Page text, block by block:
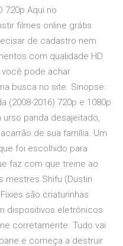
720p Aqui no
filmes online grátis
de cadastro nem
com qualidade HD
você pode achar
busca no site. Sinopse:
(2008-2016) 720p e 1080p
urso panda desajeitado,
de sua família. Um
foi escolhido para
faz com que treine ao
mestres Shifu (Dustin
são criaturinhas
dispositivos eletrônicos
corretamente. Tudo vai
e começa a destruir